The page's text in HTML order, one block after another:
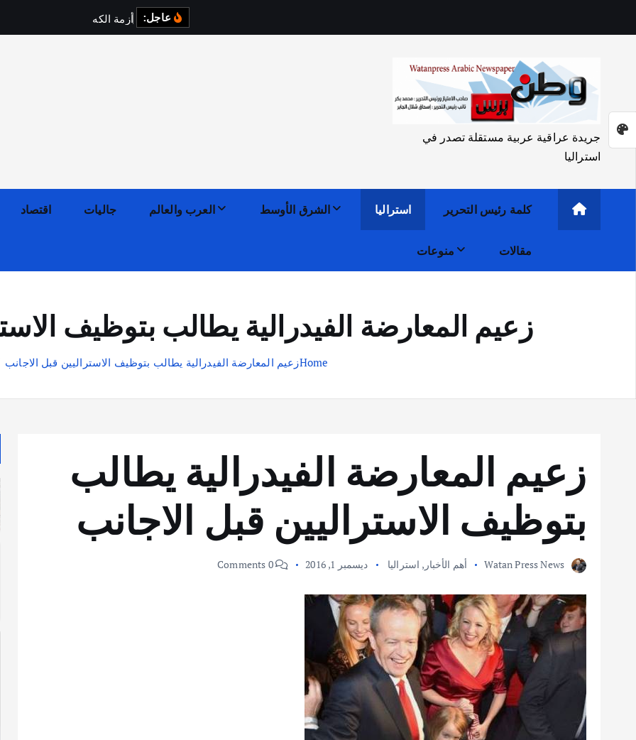
عاجل: أزمة ا كه رباء في
جريدة عراقية عربية مستقلة تصدر في
استراليا
كلمة رئيس التحرير استراليا الشرق الأوسط العرب والعالم جاليات اقتصاد
مقالات منوعات
زعيم المعارضة الفيدرالية يطالب بتوظيف
Homeزعيم المعارضة الفيدرالية يطالب بتوظيف الاستراليين قبل الاجانب
زعيم المعارضة الفيدرالية يطالب
بتوظيف الاستراليين قبل الاجانب
Watan Press News أهم الأخبار , استراليا ديسمبر 1, 2016 0 Comments